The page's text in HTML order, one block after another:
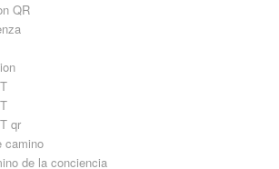
QR
qr
camino
de la conciencia